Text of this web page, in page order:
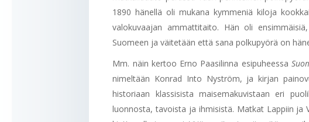
1890 hänellä oli mukana kymmeniä kiloja
valokuvaajan ammattitaito. Hän oli
Suomeen ja väitetään että sana polkupyörä on
Mm. näin kertoo Erno Paasilinna esipuheessa
nimeltään Konrad Into Nyström, ja kirjan
historiaan klassisista maisemakuvistaan eri
luonnosta, tavoista ja ihmisistä. Matkat Lappiin ja